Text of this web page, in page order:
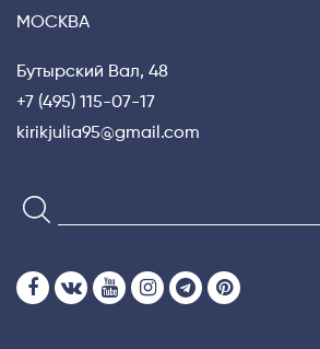
МОСКВА
Бутырский Вал, 48
+7 (495) 115-07-17
kirikjulia95@gmail.com